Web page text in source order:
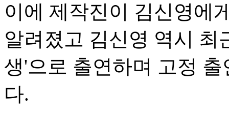
이에 제작진이 김신영에
알려졌고 김신영 역시 최
생'으로 출연하며 고정
다.